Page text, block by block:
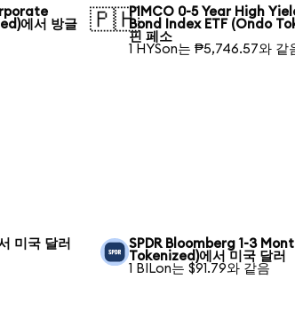
에서 방글
🇵🇭PIMCO 0-5 Year High
Bond Index ETF (Ondo
핀 페소
1 HYSon는 ₱5,746.57와 같
미국 달러
SPDR Bloomberg 1-3
Tokenized)에서 미국 달러
1 BILon는 $91.79와 같음